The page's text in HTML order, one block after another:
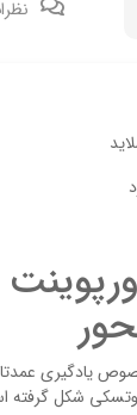
یادگیری عمدتا
شکل